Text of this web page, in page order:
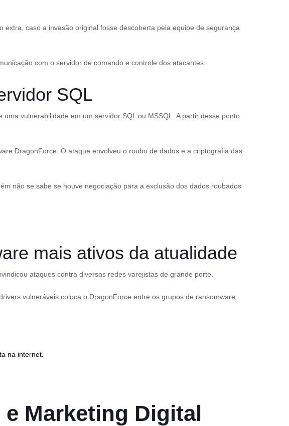
caso a invasão original fosse descoberta pela equipe de segurança
com o servidor de comando e controle dos atacantes.
SQL
vulnerabilidade em um servidor SQL ou MSSQL. A partir desse ponto
DragonForce. O ataque envolveu o roubo de dados e a criptografia das
não se sabe se houve negociação para a exclusão dos dados roubados
mais ativos da atualidade
ataques contra diversas redes varejistas de grande porte.
vulneráveis coloca o DragonForce entre os grupos de ransomware
na internet.
Marketing Digital